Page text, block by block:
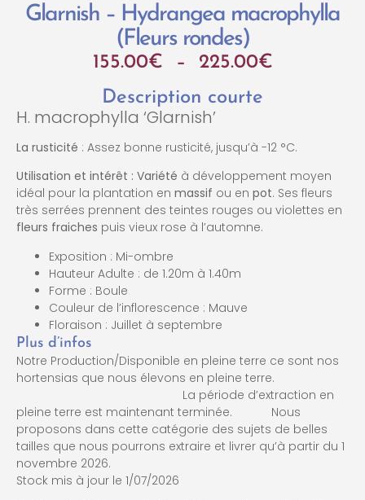
Glarnish – Hydrangea macrophylla
(Fleurs rondes)
155.00€ – 225.00€
Description courte
H. macrophylla ‘Glarnish’
La rusticité : Assez bonne rusticité, jusqu’à -12 °C.
Utilisation et intérêt : Variété à développement moyen
idéal pour la plantation en massif ou en pot. Ses fleurs
très serrées prennent des teintes rouges ou violettes en
fleurs fraiches puis vieux rose à l’automne.
Exposition : Mi-ombre
Hauteur Adulte : de 1.20m à 1.40m
Forme : Boule
Couleur de l’inflorescence : Mauve
Floraison : Juillet à septembre
Plus d’infos
Notre Production/Disponible en pleine terre ce sont nos
hortensias que nous élevons en pleine terre.
La période d’extraction en
pleine terre est maintenant terminée. Nous
proposons dans cette catégorie des sujets de belles
tailles que nous pourrons extraire et livrer qu’à partir du 1
novembre 2026.
Stock mis à jour le 1/07/2026